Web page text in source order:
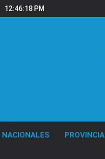
12:46:19 PM
NACIONALES PROVINCIA